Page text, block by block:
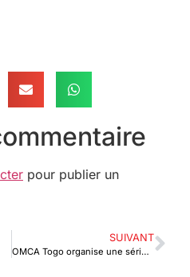
pour publier un
SUIVANT
OMCA Togo organise une série de consultations publiques